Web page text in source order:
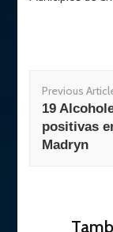
Navigation
Previous
19
positivas
Madryn